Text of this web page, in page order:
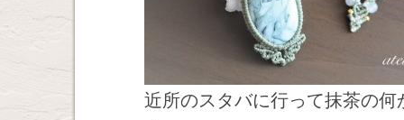
近所のスタバに行って抹茶の